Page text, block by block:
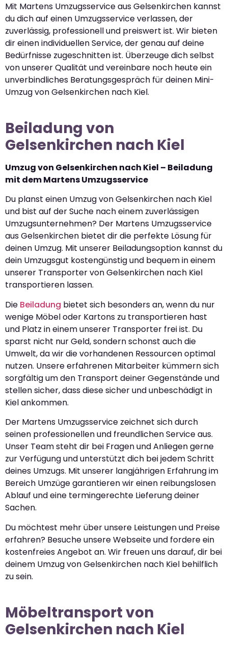
Mit Martens Umzugsservice aus Gelsenkirchen kannst
du dich auf einen Umzugsservice verlassen, der
zuverlässig, professionell und preiswert ist. Wir bieten
dir einen individuellen Service, der genau auf deine
Bedürfnisse zugeschnitten ist. Überzeuge dich selbst
von unserer Qualität und vereinbare noch heute ein
unverbindliches Beratungsgespräch für deinen Mini-
Umzug von Gelsenkirchen nach Kiel.
Beiladung von
Gelsenkirchen nach Kiel
Umzug von Gelsenkirchen nach Kiel – Beiladung
mit dem Martens Umzugsservice
Du planst einen Umzug von Gelsenkirchen nach Kiel
und bist auf der Suche nach einem zuverlässigen
Umzugsunternehmen? Der Martens Umzugsservice
aus Gelsenkirchen bietet dir die perfekte Lösung für
deinen Umzug. Mit unserer Beiladungsoption kannst du
dein Umzugsgut kostengünstig und bequem in einem
unserer Transporter von Gelsenkirchen nach Kiel
transportieren lassen.
Die Beiladung bietet sich besonders an, wenn du nur
wenige Möbel oder Kartons zu transportieren hast
und Platz in einem unserer Transporter frei ist. Du
sparst nicht nur Geld, sondern schonst auch die
Umwelt, da wir die vorhandenen Ressourcen optimal
nutzen. Unsere erfahrenen Mitarbeiter kümmern sich
sorgfältig um den Transport deiner Gegenstände und
stellen sicher, dass diese sicher und unbeschädigt in
Kiel ankommen.
Der Martens Umzugsservice zeichnet sich durch
seinen professionellen und freundlichen Service aus.
Unser Team steht dir bei Fragen und Anliegen gerne
zur Verfügung und unterstützt dich bei jedem Schritt
deines Umzugs. Mit unserer langjährigen Erfahrung im
Bereich Umzüge garantieren wir einen reibungslosen
Ablauf und eine termingerechte Lieferung deiner
Sachen.
Du möchtest mehr über unsere Leistungen und Preise
erfahren? Besuche unsere Webseite und fordere ein
kostenfreies Angebot an. Wir freuen uns darauf, dir bei
deinem Umzug von Gelsenkirchen nach Kiel behilflich
zu sein.
Möbeltransport von
Gelsenkirchen nach Kiel